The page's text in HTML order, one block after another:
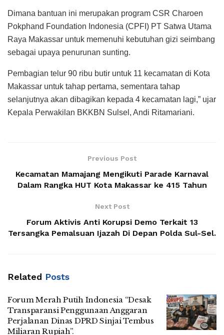
Dimana bantuan ini merupakan program CSR Charoen
Pokphand Foundation Indonesia (CPFI) PT Satwa Utama
Raya Makassar untuk memenuhi kebutuhan gizi seimbang
sebagai upaya penurunan sunting.
Pembagian telur 90 ribu butir untuk 11 kecamatan di Kota
Makassar untuk tahap pertama, sementara tahap
selanjutnya akan dibagikan kepada 4 kecamatan lagi,” ujar
Kepala Perwakilan BKKBN Sulsel, Andi Ritamariani.
Previous Post
Kecamatan Mamajang Mengikuti Parade Karnaval
Dalam Rangka HUT Kota Makassar ke 415 Tahun
Next Post
Forum Aktivis Anti Korupsi Demo Terkait 13
Tersangka Pemalsuan Ijazah Di Depan Polda Sul-Sel.
Related Posts
Forum Merah Putih Indonesia “Desak
Transparansi Penggunaan Anggaran
Perjalanan Dinas DPRD Sinjai Tembus
Miliaran Rupiah”.